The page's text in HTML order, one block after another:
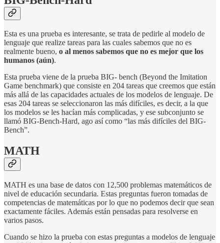
Esta es una prueba es interesante, se trata de pedirle al modelo de
lenguaje que realize tareas para las cuales sabemos que no es
realmente bueno, o al menos sabemos que no es mejor que los
humanos (aún).
Esta prueba viene de la prueba BIG- bench (Beyond the Imitation
Game benchmark) que consiste en 204 tareas que creemos que están
más allá de las capacidades actuales de los modelos de lenguaje. De
esas 204 tareas se seleccionaron las más difíciles, es decir, a la que
los modelos se les hacían más complicadas, y ese subconjunto se
llamó BIG-Bench-Hard, ago así como “las más difíciles del BIG-
Bench”.
MATH
MATH es una base de datos con 12,500 problemas matemáticos de
nivel de educación secundaria. Estas preguntas fueron tomadas de
competencias de matemáticas por lo que no podemos decir que sean
exactamente fáciles. Además están pensadas para resolverse en
varios pasos.
Cuando se hizo la prueba con estas preguntas a modelos de lenguaje